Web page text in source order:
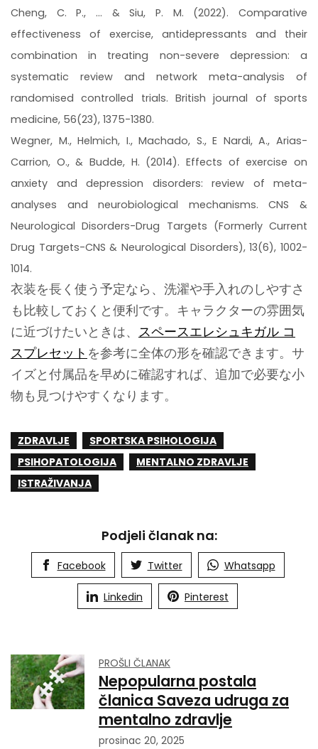
Cheng, C. P., ... & Siu, P. M. (2022). Comparative
effectiveness of exercise, antidepressants and their
combination in treating non-severe depression: a
systematic review and network meta-analysis of
randomised controlled trials. British journal of sports
medicine, 56(23), 1375-1380.
Wegner, M., Helmich, I., Machado, S., E Nardi, A., Arias-
Carrion, O., & Budde, H. (2014). Effects of exercise on
anxiety and depression disorders: review of meta-
analyses and neurobiological mechanisms. CNS &
Neurological Disorders-Drug Targets (Formerly Current
Drug Targets-CNS & Neurological Disorders), 13(6), 1002-
1014.
衣装を長く使う予定なら、洗濯や手入れのしやすさ
も比較しておくと便利です。キャラクターの雰囲気
に近づけたいときは、 スペースエレシュキガル コ
スプレセット を参考に全体の形を確認できます。サ
イズと付属品を早めに確認すれば、追加で必要な小
物も見つけやすくなります。
ZDRAVLJE
SPORTSKA PSIHOLOGIJA
PSIHOPATOLOGIJA
MENTALNO ZDRAVLJE
ISTRAŽIVANJA
Podjeli članak na:
Facebook Twitter Whatsapp
Linkedin Pinterest
PROŠLI ČLANAK
Nepopularna postala
članica Saveza udruga za
mentalno zdravlje
prosinac 20, 2025